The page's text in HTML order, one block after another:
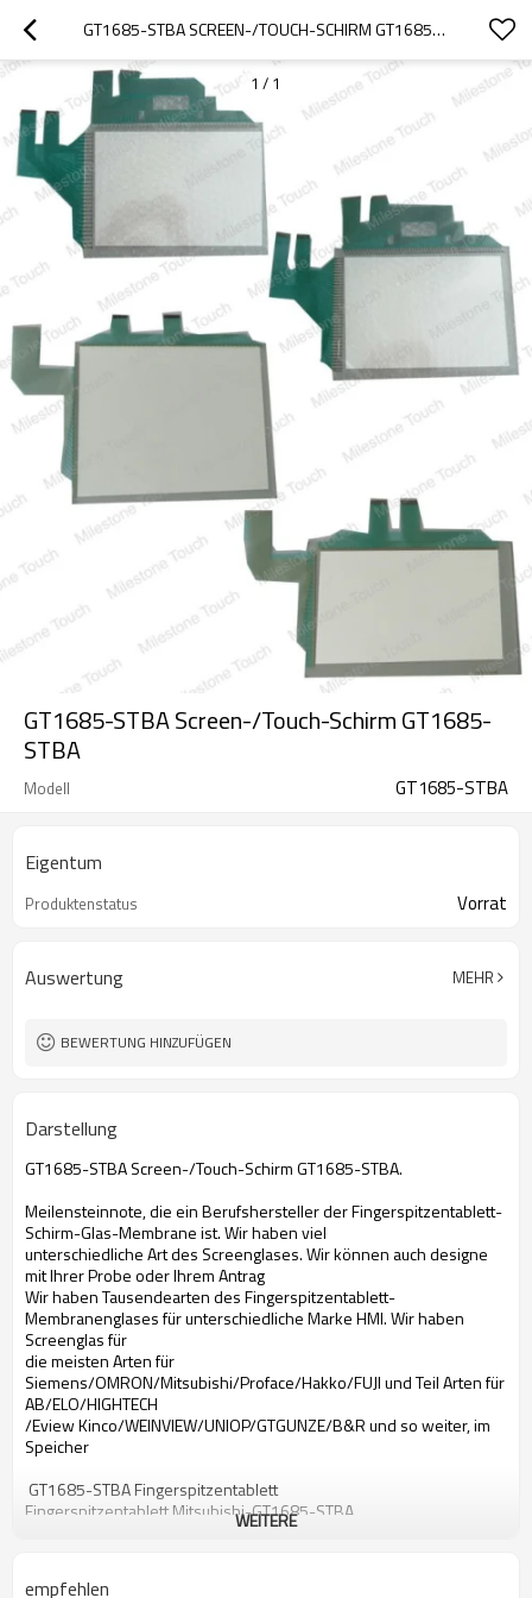
GT1685-STBA SCREEN-/TOUCH-SCHIRM GT1685-STBA
1 / 1
GT1685-STBA Screen-/Touch-Schirm GT1685-
STBA
Modell GT1685-STBA
Eigentum
Produktenstatus Vorrat
Auswertung MEHR
BEWERTUNG HINZUFÜGEN
Darstellung
GT1685-STBA Screen-/Touch-Schirm GT1685-STBA.
Meilensteinnote, die ein Berufshersteller der Fingerspitzentablett-
Schirm-Glas-Membrane ist. Wir haben viel
unterschiedliche Art des Screenglases. Wir können auch designe
mit Ihrer Probe oder Ihrem Antrag
Wir haben Tausendearten des Fingerspitzentablett-
Membranenglases für unterschiedliche Marke HMI. Wir haben
Screenglas für
die meisten Arten für
Siemens/OMRON/Mitsubishi/Proface/Hakko/FUJI und Teil Arten für
AB/ELO/HIGHTECH
/Eview Kinco/WEINVIEW/UNIOP/GTGUNZE/B&R und so weiter, im
Speicher
GT1685-STBA Fingerspitzentablett
Fingerspitzentablett Mitsubishi-GT1685-STBA
Fingerspitzentablett GT1685-STBA
WEITERE
empfehlen